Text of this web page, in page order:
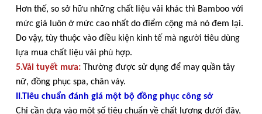
Hơn thế, so sở hữu những chất liệu vải khác thì Bamboo với
mức giá luôn ở mức cao nhất do điểm cộng mà nó đem lại.
Do vậy, tùy thuộc vào điều kiện kinh tế mà người tiêu dùng
lựa mua chất liệu vải phù hợp.
5.Vải tuyết mưa:Thường được sử dụng để may quần tây
nữ, đồng phục spa, chân váy.
II.Tiêu chuẩn đánh giá một bộ đồng phục công sở
Chỉ cần dựa vào một số tiêu chuẩn về chất lượng dưới đây,